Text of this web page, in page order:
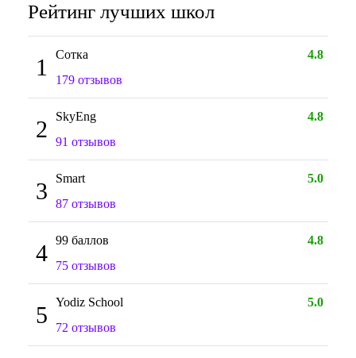
Рейтинг лучших школ
1 Сотка
4.8
179 отзывов
2 SkyEng
4.8
91 отзывов
3 Smart
5.0
87 отзывов
4 99 баллов
4.8
75 отзывов
5 Yodiz School
5.0
72 отзывов